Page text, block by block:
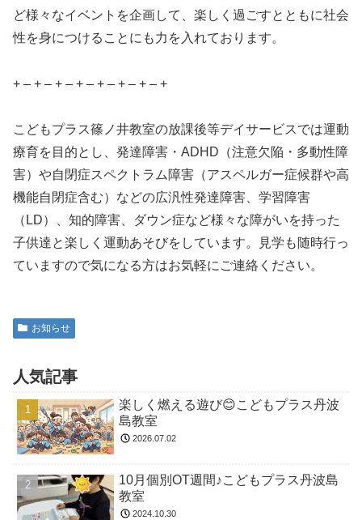
ど様々なイベントを企画して、楽しく過ごすとともに社会
性を身につけることにも力を入れております。
+ – + – + – + – + – + – + – +
こどもプラス篠ノ井教室の放課後等デイサービスでは運動
療育を目的とし、発達障害・ADHD（注意欠陥・多動性障
害）や自閉症スペクトラム障害（アスペルガー症候群や高
機能自閉症含む）などの広汎性発達障害、学習障害
（LD）、知的障害、ダウン症など様々な障がいを持った
子供達と楽しく運動あそびをしています。見学も随時行っ
ていますので気になる方はお気軽にご連絡ください。
お知らせ
人気記事
楽しく燃える遊び😊こどもプラス丹波
島教室
2026.07.02
10月個別OT週間♪こどもプラス丹波島
教室
2024.10.30